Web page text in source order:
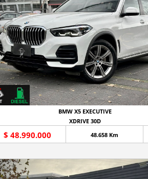
BMW X5 EXECUTIVE
XDRIVE 30D
$ 48.990.000 48.658 Km